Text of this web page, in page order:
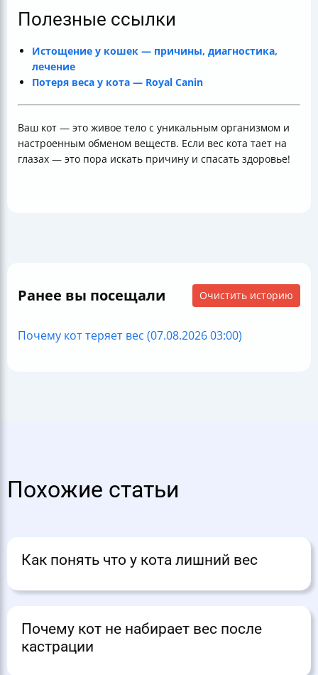
Полезные ссылки
Истощение у кошек — причины, диагностика,
лечение
Потеря веса у кота — Royal Canin
Ваш кот — это живое тело с уникальным организмом и
настроенным обменом веществ. Если вес кота тает на
глазах — это пора искать причину и спасать здоровье!
Ранее вы посещали Очистить историю
Почему кот теряет вес (07.08.2026 03:00)
Похожие статьи
Как понять что у кота лишний вес
Почему кот не набирает вес после
кастрации